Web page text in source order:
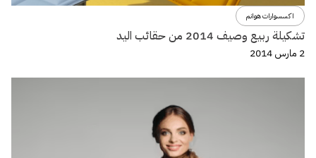
اكسسوارات هوانم
تشكيلة ربيع وصيف 2014 من حقائب اليد
2 مارس 2014